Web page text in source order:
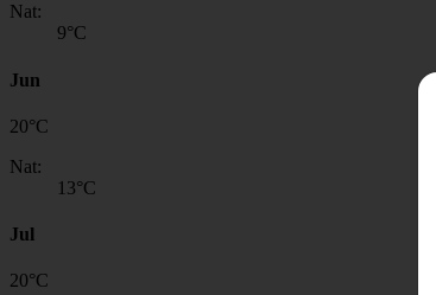
Nat:
9°C
Jun
20°C
Nat:
13°C
Jul
20°C